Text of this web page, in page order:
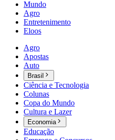
Mundo
Agro
Entretenimento
Eloos
Agro
Apostas
Auto
Brasil
Ciência e Tecnologia
Colunas
Copa do Mundo
Cultura e Lazer
Economia
Educação